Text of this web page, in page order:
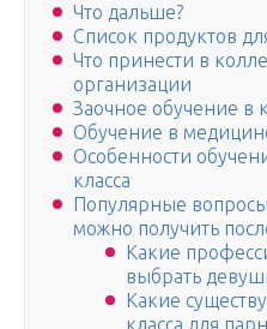
Что дальше?
Список продуктов
Что принести в
организации
Заочное обучение в
Обучение в
Особенности
класса
Популярные
можно получить
Какие
выбрать
Какие
класса для